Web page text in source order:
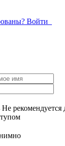
Войти
Не рекомендуется